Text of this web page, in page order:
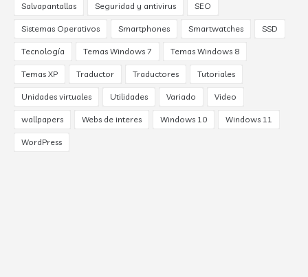
Salvapantallas Seguridad y antivirus SEO
Sistemas Operativos Smartphones Smartwatches SSD
Tecnología Temas Windows 7 Temas Windows 8
Temas XP Traductor Traductores Tutoriales
Unidades virtuales Utilidades Variado Video
wallpapers Webs de interes Windows 10 Windows 11
WordPress